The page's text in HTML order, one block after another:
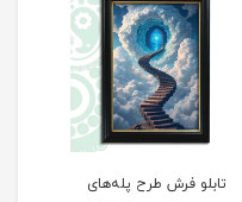
تابلو فرش طرح پله‌های